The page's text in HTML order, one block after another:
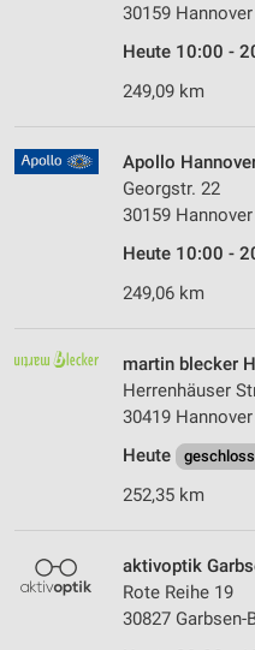
30159 Hannover
Heute 10:00 -
249,09 km
Apollo
Georgstr. 22
30159 Hannover
Heute 10:00 -
249,06 km
martin blecker
Herrenhäuser
30419 Hannover
Heute
252,35 km
aktivoptik
Rote Reihe 19
30827 Garbsen-